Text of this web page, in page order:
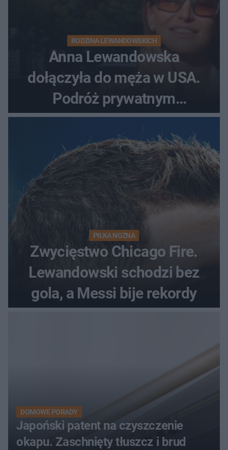
RODZINA LEWANDOWSKICH
Anna Lewandowska
dołączyła do męża w USA.
Podróż prywatnym
odrzutowcem to dopiero
początek!
PIŁKA NOŻNA
Zwycięstwo Chicago Fire.
Lewandowski schodzi bez
gola, a Messi bije rekordy
DOMOWE PORADY
Japoński patent na czyszczenie
okapu. Zaschnięty tłuszcz i brud